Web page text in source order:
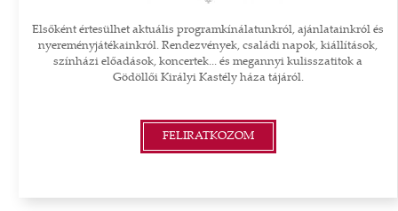
Elsőként értesülhet aktuális programkínálatunkról, ajánlatainkról és
nyereményjátékainkról. Rendezvények, családi napok, kiállítások,
színházi előadások, koncertek... és megannyi kulisszatitok a
Gödöllői Királyi Kastély háza tájáról.
FELIRATKOZOM